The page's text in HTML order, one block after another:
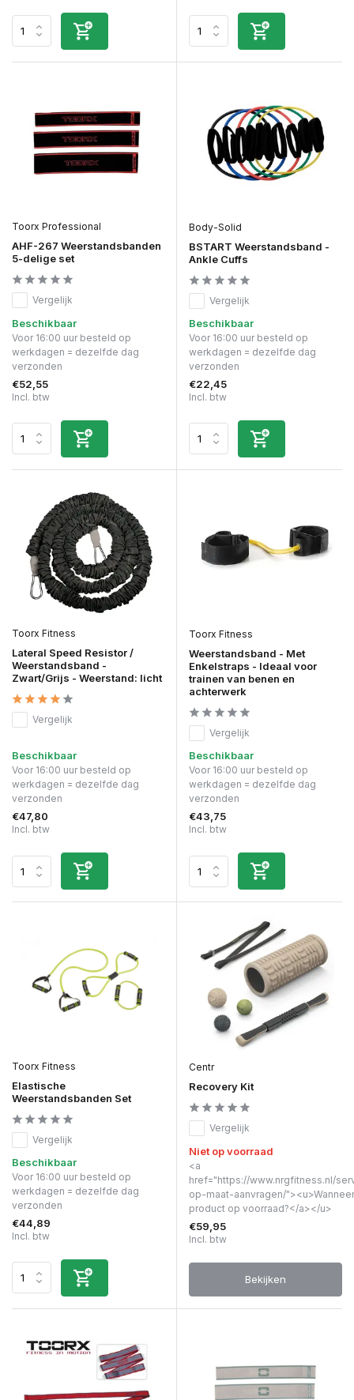
Toorx Professional
AHF-267 Weerstandsbanden
5-delige set
Vergelijk
Beschikbaar
Voor 16:00 uur besteld op
werkdagen = dezelfde dag
verzonden
€52,55
Incl. btw
Body-Solid
BSTART Weerstandsband -
Ankle Cuffs
Vergelijk
Beschikbaar
Voor 16:00 uur besteld op
werkdagen = dezelfde dag
verzonden
€22,45
Incl. btw
Toorx Fitness
Lateral Speed Resistor /
Weerstandsband -
Zwart/Grijs - Weerstand: licht
Vergelijk
Beschikbaar
Voor 16:00 uur besteld op
werkdagen = dezelfde dag
verzonden
€47,80
Incl. btw
Toorx Fitness
Weerstandsband - Met
Enkelstraps - Ideaal voor
trainen van benen en
achterwerk
Vergelijk
Beschikbaar
Voor 16:00 uur besteld op
werkdagen = dezelfde dag
verzonden
€43,75
Incl. btw
Toorx Fitness
Elastische
Weerstandsbanden Set
Vergelijk
Beschikbaar
Voor 16:00 uur besteld op
werkdagen = dezelfde dag
verzonden
€44,89
Incl. btw
Centr
Recovery Kit
Vergelijk
Niet op voorraad
<a
href="https://www.nrgfitness.nl/
op-maat-aanvragen/
product op voorraad?</a></u>
€59,95
Incl. btw
Bekijken